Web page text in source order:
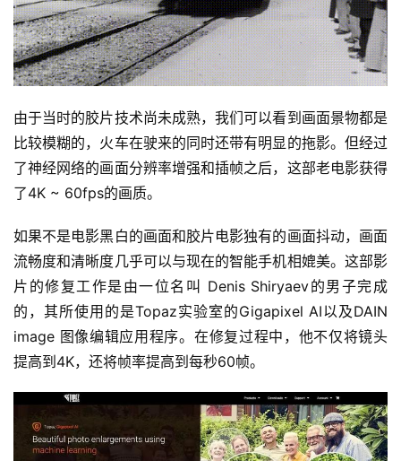
由于当时的胶片技术尚未成熟，我们可以看到画面景物都是
比较模糊的，火车在驶来的同时还带有明显的拖影。但经过
了神经网络的画面分辨率增强和插帧之后，这部老电影获得
了4K ~ 60fps的画质。
如果不是电影黑白的画面和胶片电影独有的画面抖动，画面
流畅度和清晰度几乎可以与现在的智能手机相媲美。这部影
片的修复工作是由一位名叫 Denis Shiryaev的男子完成
的，其所使用的是Topaz实验室的Gigapixel AI以及DAIN
image 图像编辑应用程序。在修复过程中，他不仅将镜头
提高到4K，还将帧率提高到每秒60帧。